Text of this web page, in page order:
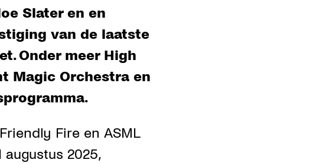
Slater en en
van de laatste
Onder meer High
Magic Orchestra en
Fire en ASML
2025,